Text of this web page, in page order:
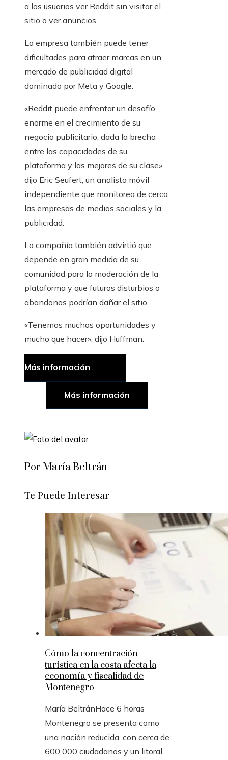
a los usuarios ver Reddit sin visitar el
sitio o ver anuncios.
La empresa también puede tener
dificultades para atraer marcas en un
mercado de publicidad digital
dominado por Meta y Google.
«Reddit puede enfrentar un desafío
enorme en el crecimiento de su
negocio publicitario, dada la brecha
entre las capacidades de su
plataforma y las mejores de su clase»,
dijo Eric Seufert, un analista móvil
independiente que monitorea de cerca
las empresas de medios sociales y la
publicidad.
La compañía también advirtió que
depende en gran medida de su
comunidad para la moderación de la
plataforma y que futuros disturbios o
abandonos podrían dañar el sitio.
«Tenemos muchas oportunidades y
mucho que hacer», dijo Huffman.
Más información
Más información
Por María Beltrán
Te Puede Interesar
Cómo la concentración
turística en la costa afecta la
economía y fiscalidad de
Montenegro
María BeltránHace 6 horas
Montenegro se presenta como
una nación reducida, con cerca de
600 000 ciudadanos y un litoral